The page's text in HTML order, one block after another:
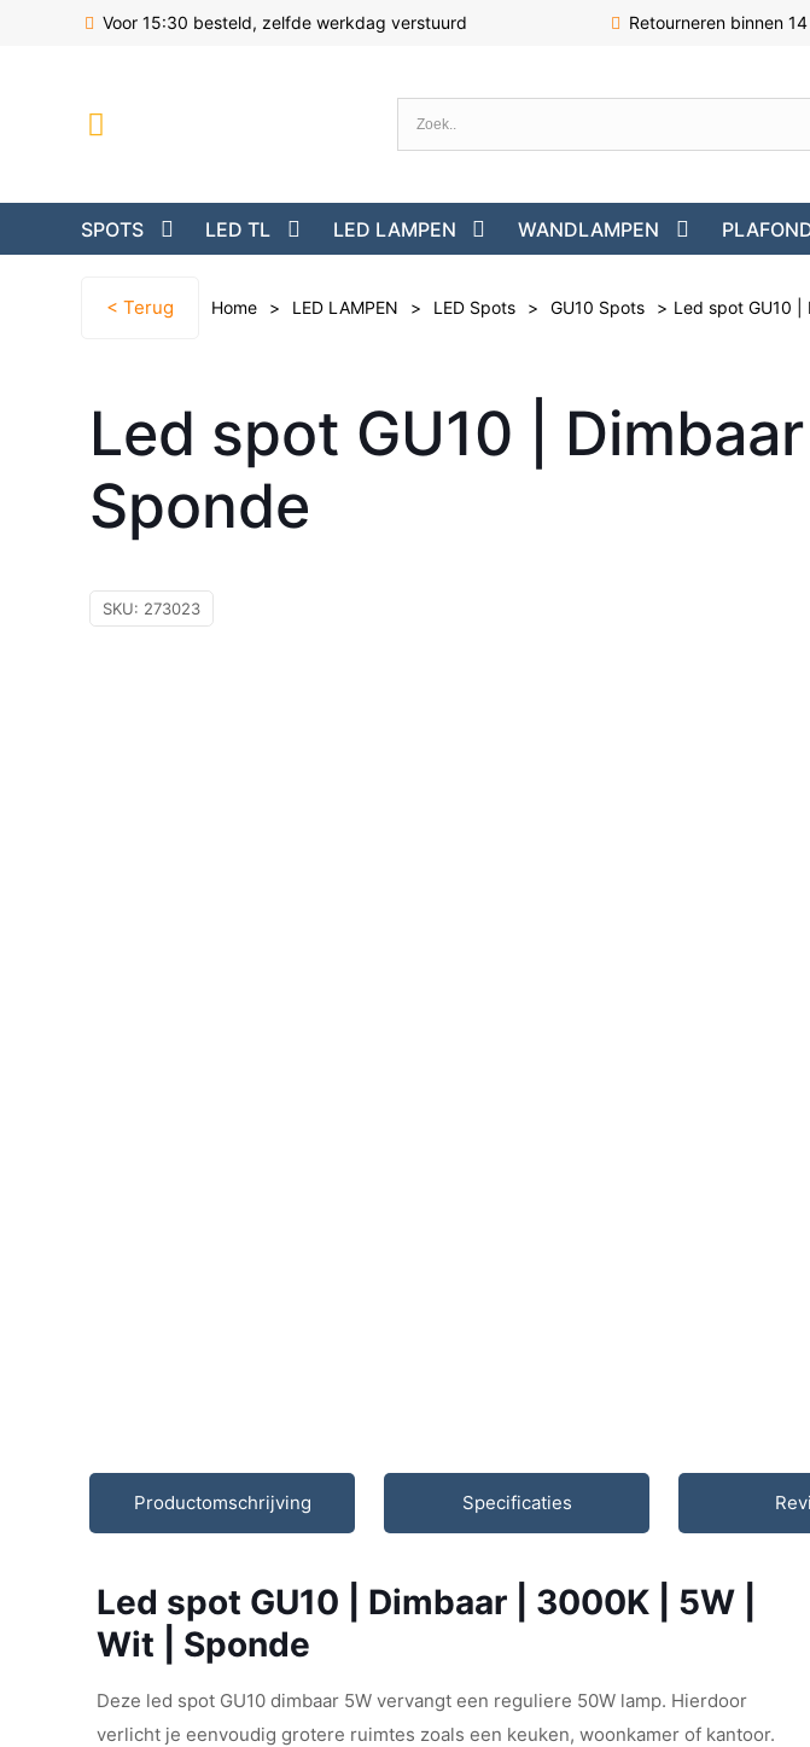
Voor 15:30 besteld, zelfde werkdag verstuurd Retourneren binnen
SPOTS LED TL LED LAMPEN WANDLAMPEN
< Terug Home > LED LAMPEN > LED Spots > GU10 Spots > Led spot GU10
Led spot GU10 |
Sponde
SKU: 273023
Productomschrijving Specificaties
Led spot GU10 | Dimbaar | 3000K | 5W |
Wit | Sponde
Deze led spot GU10 dimbaar 5W vervangt een reguliere 50W lamp. Hierdoor
verlicht je eenvoudig grotere ruimtes zoals een keuken, woonkamer of kantoor.